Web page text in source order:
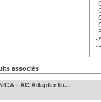
-
-
-
-
-
-
-
associés
- AC Adapter fo...